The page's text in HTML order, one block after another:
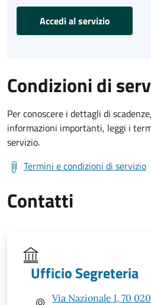
Accedi al servizio
Condizioni di
Per conoscere i dettagli di
informazioni importanti, leggi i
servizio.
Termini e condizioni di servizio
Contatti
Ufficio Segreteria
Via Nazionale I, 70